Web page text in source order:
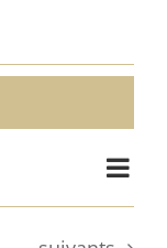
Liste